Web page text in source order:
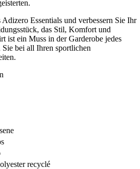
Essentials und verbessern Sie Ihr
das Stil, Komfort und
ist ein Muss in der Garderobe jedes
bei all Ihren sportlichen
recyclé